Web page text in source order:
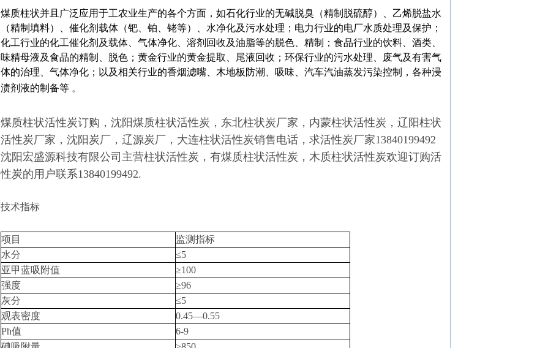
煤质柱状并且广泛应用于工农业生产的各个方面，如石化行业的无碱脱臭（精制脱硫醇）、乙烯脱盐水
（精制填料）、催化剂载体（钯、铂、铑等）、水净化及污水处理；电力行业的电厂水质处理及保护；
化工行业的化工催化剂及载体、气体净化、溶剂回收及油脂等的脱色、精制；食品行业的饮料、酒类、
味精母液及食品的精制、脱色；黄金行业的黄金提取、尾液回收；环保行业的污水处理、废气及有害气
体的治理、气体净化；以及相关行业的香烟滤嘴、木地板防潮、吸味、汽车汽油蒸发污染控制，各种浸
渍剂液的制备等 。
煤质柱状活性炭订购，沈阳煤质柱状活性炭，东北柱状炭厂家，内蒙柱状活性炭，辽阳柱状
活性炭厂家，沈阳炭厂，辽源炭厂，大连柱状活性炭销售电话，求活性炭厂家13840199492
沈阳宏盛源科技有限公司主营柱状活性炭，有煤质柱状活性炭，木质柱状活性炭欢迎订购活
性炭的用户联系13840199492.
技术指标
项目
监测指标
水分
≤5
亚甲蓝吸附值
≥100
强度
≥96
灰分
≤5
观表密度
0.45—0.55
Ph值
6-9